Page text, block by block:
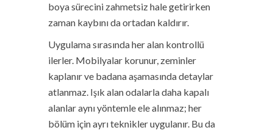
boya sürecini zahmetsiz hale getirirken
zaman kaybını da ortadan kaldırır.
Uygulama sırasında her alan kontrollü
ilerler. Mobilyalar korunur, zeminler
kaplanır ve badana aşamasında detaylar
atlanmaz. Işık alan odalarla daha kapalı
alanlar aynı yöntemle ele alınmaz; her
bölüm için ayrı teknikler uygulanır. Bu da